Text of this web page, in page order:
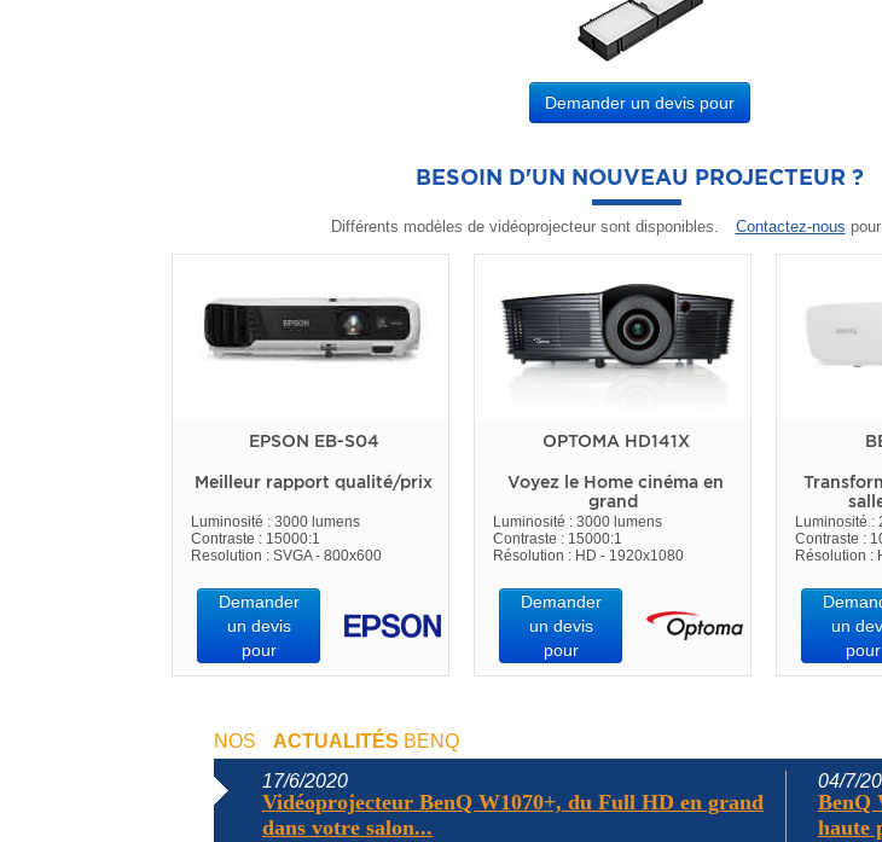
Demander un devis pour
BESOIN D'UN NOUVEAU PROJECTEUR ?
Différents modèles de vidéoprojecteur sont disponibles. Contactez-nous
EPSON EB-S04
Meilleur rapport qualité/prix
Luminosité : 3000 lumens
Contraste : 15000:1
Resolution : SVGA - 800x600
Demander
un devis
pour
OPTOMA HD141X
Voyez le Home cinéma en
grand
Luminosité : 3000 lumens
Contraste : 15000:1
Résolution : HD - 1920x1080
Demander
un devis
pour
Luminosité :
Contraste :
Résolution :
un
pour
NOS ACTUALITÉS BENQ
17/6/2020
Vidéoprojecteur BenQ W1070+, du Full HD en grand
dans votre salon...
04/7/
BenQ
haute